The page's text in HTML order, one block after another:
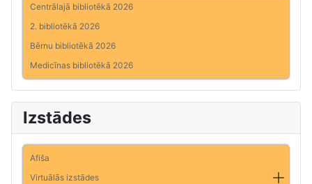
Centrālajā bibliotēkā 2026
2. bibliotēkā 2026
Bērnu bibliotēkā 2026
Medicīnas bibliotēkā 2026
Izstādes
Afiša
Virtuālās izstādes